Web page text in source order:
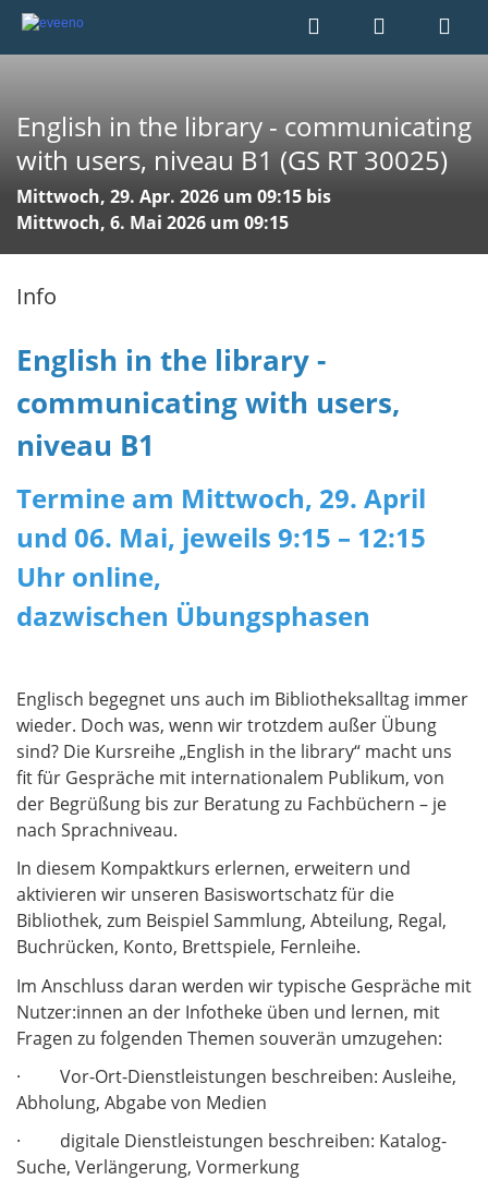
English in the library - communicating
with users, niveau B1 (GS RT 30025)
Mittwoch, 29. Apr. 2026 um 09:15 bis
Mittwoch, 6. Mai 2026 um 09:15
Info
English in the library -
communicating with users,
niveau B1
Termine am Mittwoch, 29. April
und 06. Mai, jeweils 9:15 – 12:15
Uhr online,
dazwischen Übungsphasen
Englisch begegnet uns auch im Bibliotheksalltag immer
wieder. Doch was, wenn wir trotzdem außer Übung
sind? Die Kursreihe „English in the library“ macht uns
fit für Gespräche mit internationalem Publikum, von
der Begrüßung bis zur Beratung zu Fachbüchern – je
nach Sprachniveau.
In diesem Kompaktkurs erlernen, erweitern und
aktivieren wir unseren Basiswortschatz für die
Bibliothek, zum Beispiel Sammlung, Abteilung, Regal,
Buchrücken, Konto, Brettspiele, Fernleihe.
Im Anschluss daran werden wir typische Gespräche mit
Nutzer:innen an der Infotheke üben und lernen, mit
Fragen zu folgenden Themen souverän umzugehen:
· Vor-Ort-Dienstleistungen beschreiben: Ausleihe,
Abholung, Abgabe von Medien
· digitale Dienstleistungen beschreiben: Katalog-
Suche, Verlängerung, Vormerkung